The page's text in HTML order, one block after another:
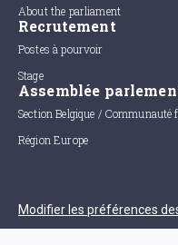
About the parliament
Recrutement
Postes à pourvoir
Stage
Assemblée
Section Belgique /
Région Europe
Modifier les préférences